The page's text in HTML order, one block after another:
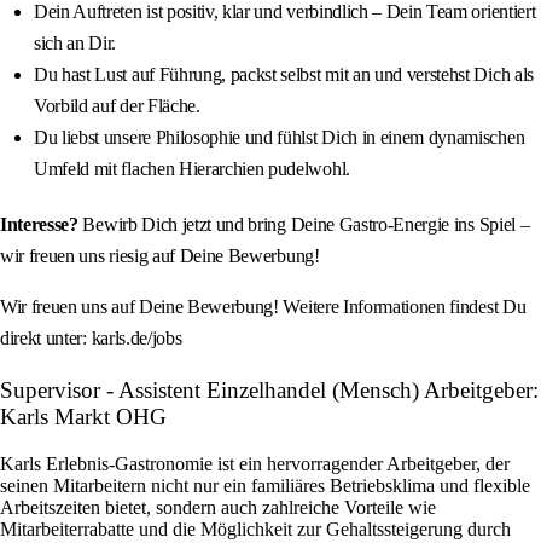
Dein Auftreten ist positiv, klar und verbindlich – Dein Team orientiert
sich an Dir.
Du hast Lust auf Führung, packst selbst mit an und verstehst Dich als
Vorbild auf der Fläche.
Du liebst unsere Philosophie und fühlst Dich in einem dynamischen
Umfeld mit flachen Hierarchien pudelwohl.
Interesse? Bewirb Dich jetzt und bring Deine Gastro-Energie ins Spiel –
wir freuen uns riesig auf Deine Bewerbung!
Wir freuen uns auf Deine Bewerbung! Weitere Informationen findest Du
direkt unter: karls.de/jobs
Supervisor - Assistent Einzelhandel (Mensch) Arbeitgeber:
Karls Markt OHG
Karls Erlebnis-Gastronomie ist ein hervorragender Arbeitgeber, der
seinen Mitarbeitern nicht nur ein familiäres Betriebsklima und flexible
Arbeitszeiten bietet, sondern auch zahlreiche Vorteile wie
Mitarbeiterrabatte und die Möglichkeit zur Gehaltssteigerung durch